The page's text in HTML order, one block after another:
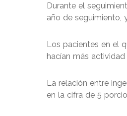
Durante el
año de seguimiento,
Los pacientes en el
hacían más
La relación entre
en la cifra de 5